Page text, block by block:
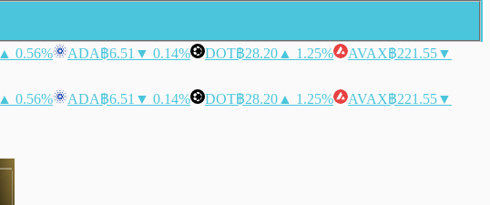
▲ 0.56% ADA฿6.51 ▼ 0.14% DOT฿28.20 ▲ 1.25% AVAX฿221.55▼
▲ 0.56% ADA฿6.51 ▼ 0.14% DOT฿28.20 ▲ 1.25% AVAX฿221.55▼